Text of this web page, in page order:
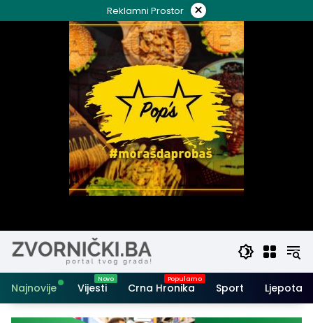
to
Reklamni Prostor ×
Najnovije Vijesti Crna Hronika Sport Ljepota i